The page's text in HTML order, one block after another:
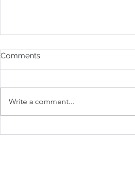
SMI 2023 - Pitch Final
Comments
Write a comment...